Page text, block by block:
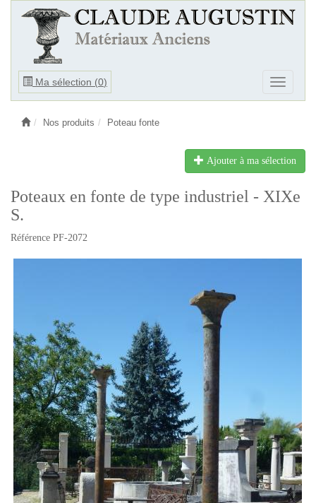
Ma sélection (0)
Ouvrir
Ouvrir
le
Nos produits Poteau fonte
Ajouter à ma sélection
Poteaux en fonte de type industriel - XIXe
S.
Référence PF-2072